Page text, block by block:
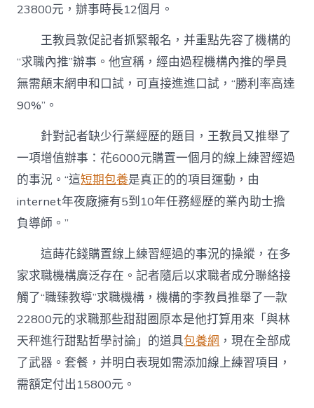
23800元，辦事時長12個月。
王教員敦促記者抓緊報名，并重點先容了機構的
“求職內推”辦事。他宣稱，經由過程機構內推的學員
無需顛末網申和口試，可直接進進口試，“勝利率高達
90%”。
針對記者缺少行業經歷的題目，王教員又推舉了
一項增值辦事：花6000元購置一個月的線上練習經過
的事況。“這短期包養是真正的的項目運動，由
internet年夜廠擁有5到10年任務經歷的業內助士擔
負導師。”
這蒔花錢購置線上練習經過的事況的操縱，在多
家求職機構廣泛存在。記者隨后以求職者成分聯絡接
觸了“職臻教導”求職機構，機構的李教員推舉了一款
22800元的求職那些甜甜圈原本是他打算用來「與林
天秤進行甜點哲學討論」的道具包養網 ，現在全部成
了武器。套餐，并明白表現如需添加線上練習項目，
需額定付出15800元。